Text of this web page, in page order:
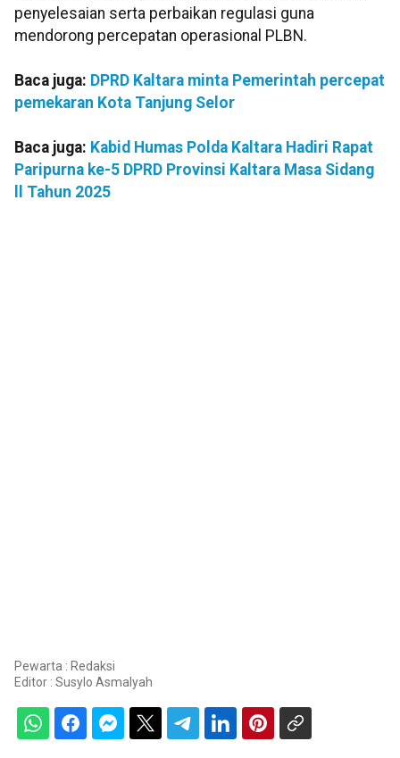
penyelesaian serta perbaikan regulasi guna
mendorong percepatan operasional PLBN.
Baca juga: DPRD Kaltara minta Pemerintah percepat
pemekaran Kota Tanjung Selor
Baca juga: Kabid Humas Polda Kaltara Hadiri Rapat
Paripurna ke-5 DPRD Provinsi Kaltara Masa Sidang
ll Tahun 2025
Pewarta : Redaksi
Editor : Susylo Asmalyah